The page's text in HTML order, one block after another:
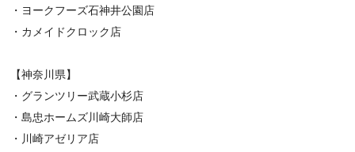
・ヨークフーズ石神井公園店
・カメイドクロック店
【神奈川県】
・グランツリー武蔵小杉店
・島忠ホームズ川崎大師店
・川崎アゼリア店